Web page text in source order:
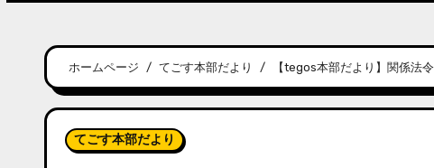
ホームページ てごす本部だより 【tegos本部だより】関係法
てごす本部だより